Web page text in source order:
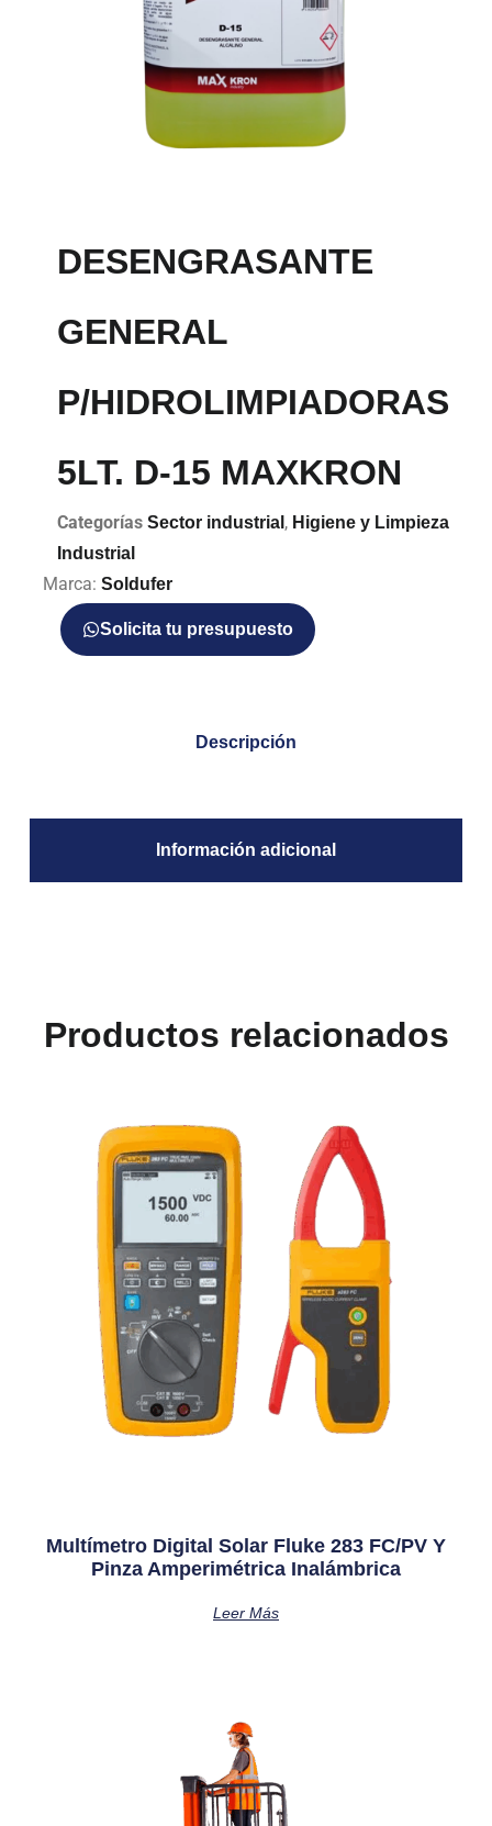
DESENGRASANTE
GENERAL
P/HIDROLIMPIADORAS
5LT. D-15 MAXKRON
Categorías Sector industrial , Higiene y Limpieza
Industrial
Marca: Soldufer
Solicita tu presupuesto
Descripción
Información adicional
Productos relacionados
Multímetro Digital Solar Fluke 283 FC/PV Y
Pinza Amperimétrica Inalámbrica
Leer Más